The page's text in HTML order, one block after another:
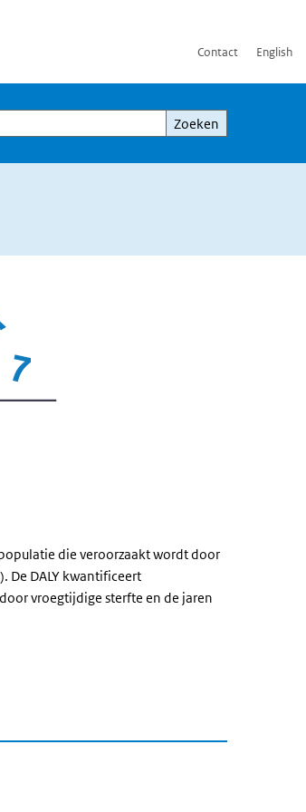
Contact English
Zoeken
die veroorzaakt wordt door
De DALY kwantificeert
vroegtijdige sterfte en de jaren